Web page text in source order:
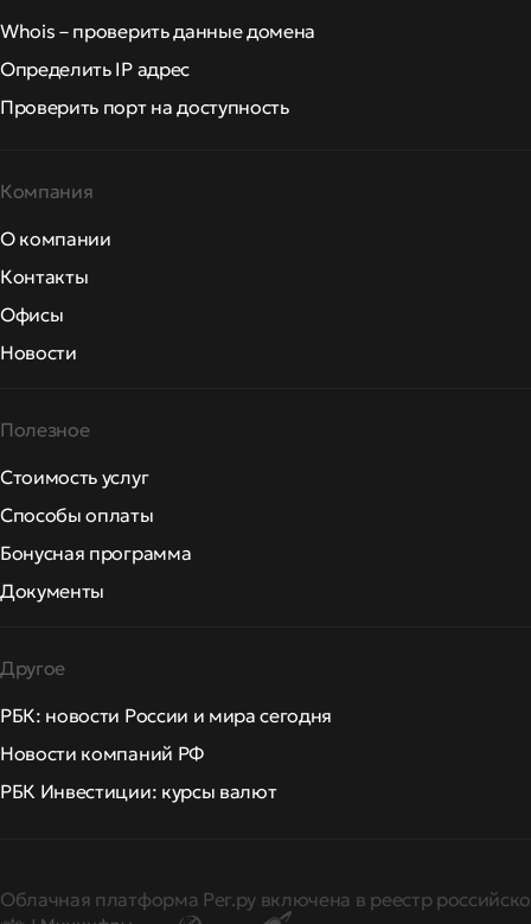
Whois – проверить данные домена
Определить IP адрес
Проверить порт на доступность
Компания
О компании
Контакты
Офисы
Новости
Полезное
Стоимость услуг
Способы оплаты
Бонусная программа
Документы
Другое
РБК: новости России и мира сегодня
Новости компаний РФ
РБК Инвестиции: курсы валют
Облачная платформа Рег.ру включена в реестр